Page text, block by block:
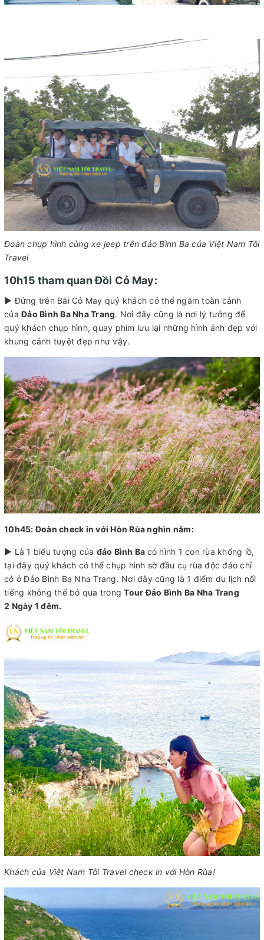
Đoàn chụp hình cùng xe jeep trên đảo Bình Ba của Việt Nam Tôi
Travel
10h15 tham quan Đồi Cỏ May:
► Đứng trên Bãi Cỏ May quý khách cỏ thể ngắm toàn cảnh
củaĐảo Bình Ba Nha Trang. Nơi đây cũng là nơi lý tưởng để
quý khách chụp hình, quay phim lưu lại những hình ảnh đẹp với
khung cảnh tuyệt đẹp như vậy.
10h45: Đoàn check in với Hòn Rùa nghìn năm:
► Là 1 biểu tượng của đảo Bình Ba có hình 1 con rùa khổng lồ,
tại đây quý khách có thể chụp hình sờ đầu cụ rùa độc đáo chỉ
có ở Đảo Bình Ba Nha Trang. Nơi đây cũng là 1 điểm du lịch nổi
tiếng không thể bỏ qua trongTour Đảo Bình Ba Nha Trang
2 Ngày 1 đêm.
Khách của Việt Nam Tôi Travel check in với Hòn Rùa!